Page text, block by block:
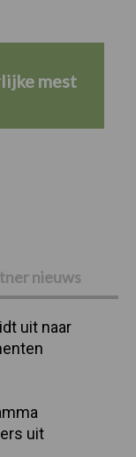
nieuws
uit naar
uit
mest